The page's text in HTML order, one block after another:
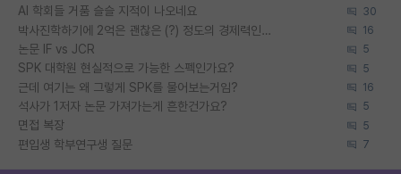
AI 학회들 거품 슬슬 지적이 나오네요 30
박사진학하기에 2억은 괜찮은 (?) 정도의 경제력인가요 16
논문 IF vs JCR 5
SPK 대학원 현실적으로 가능한 스펙인가요? 5
근데 여기는 왜 그렇게 SPK를 물어보는거임? 16
석사가 1저자 논문 가져가는게 흔한건가요? 5
면접 복장 5
편입생 학부연구생 질문 7